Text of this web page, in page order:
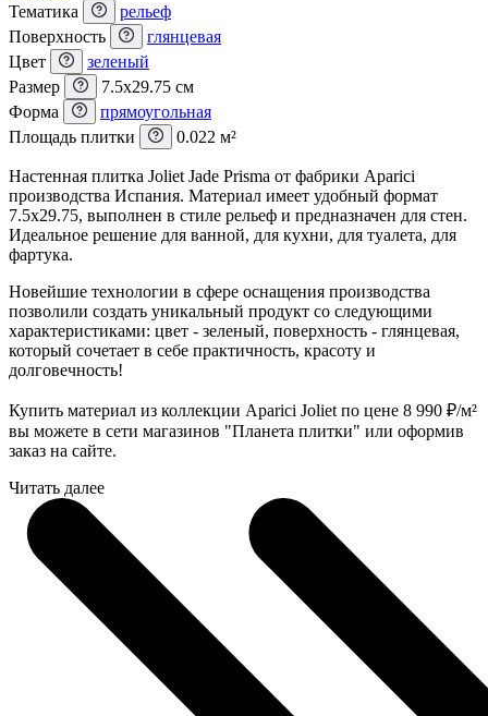
Тематика
рельеф
Поверхность
глянцевая
Цвет
зеленый
Размер
7.5x29.75 см
Форма
прямоугольная
Площадь плитки
0.022 м²
Настенная плитка Joliet Jade Prisma от фабрики Aparici
производства Испания. Материал имеет удобный формат
7.5x29.75, выполнен в стиле рельеф и предназначен для стен.
Идеальное решение для ванной, для кухни, для туалета, для
фартука.
Новейшие технологии в сфере оснащения производства
позволили создать уникальный продукт со следующими
характеристиками: цвет - зеленый, поверхность - глянцевая,
который сочетает в себе практичность, красоту и
долговечность!
Купить материал из коллекции Aparici Joliet по цене 8 990 ₽/м²
вы можете в сети магазинов "Планета плитки" или оформив
заказ на сайте.
Читать далее